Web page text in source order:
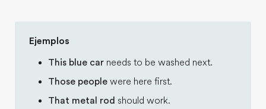
Ejemplos
This blue car needs to be washed next.
Those people were here first.
That metal rod should work.